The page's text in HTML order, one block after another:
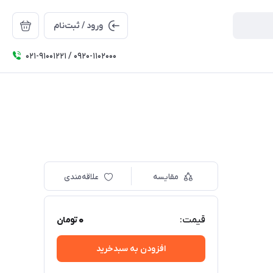
ورود / ثبت‌نام
۰۲۱-91001221 / 0920-1102000
مقایسه علاقه‌مندی
قیمت: 0تومان
افزودن به سبدخرید